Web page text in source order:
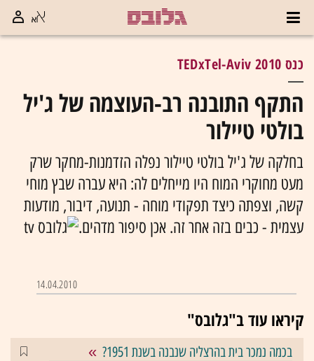
כנס TEDxTel-Aviv 2010
התקף התובנה רב-העוצמה של ג'יל
בולטי טיילור
בחלקה של ג'יל בולטי טיילור נפלה הזדמנות-מחקר שרק
מעט מחוקרי המוח היו מייחלים לה: היא עברה שבץ מוחי
קשה, וצפתה כיצד תפקודי מוחה - תנועה, דיבור, מודעות
עצמית - כבים בזה אחר זה. אכן סיפור מדהים.
14.04.2010
קיראו עוד ב"גלובס"
בכמה נמכר בית בהרצליה שנבנה בשנת 1951?